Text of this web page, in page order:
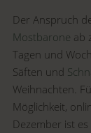
Der Anspruch
Mostbarone ab
Tagen und
Säften und
Weihnachten.
Möglichkeit,
Dezember ist